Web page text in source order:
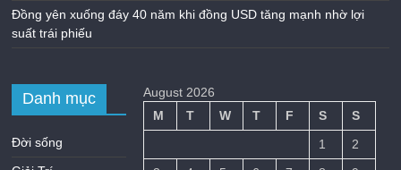
Đồng yên xuống đáy 40 năm khi đồng USD tăng mạnh nhờ lợi
suất trái phiếu
Danh mục
Đời sống
August 2026
M
T W T F S
S
1
2